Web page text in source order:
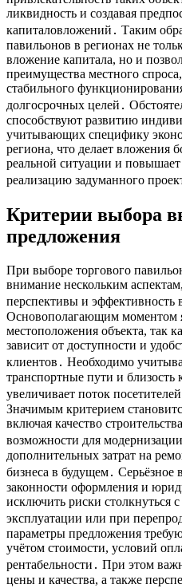
ликвидность и создавая
капиталовложений․ Таким
павильонов в регионах не
вложение капитала, но и
преимущества местного
стабильного
долгосрочных целей․
способствуют развитию
учитывающих специфику
региона, что делает вложения
реальной ситуации и
реализацию задуманного
Критерии выбора
предложения
При выборе торгового
внимание нескольким
перспективы и эффективность
Основополагающим моментом
местоположения объекта, так
зависит от доступности и
клиентов․ Необходимо
транспортные пути и
увеличивает поток
Значимым критерием
включая качество
возможности для
дополнительных затрат на
бизнеса в будущем․ Серьёзное
законности оформления и
исключить риски столкнуться
эксплуатации или при
параметры предложения
учётом стоимости, условий
рентабельности․ При этом
цены и качества, а также